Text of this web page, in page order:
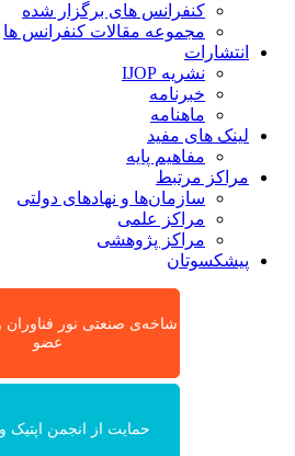
کنفرانس های برگزار شده
مجموعه مقالات کنفرانس ها
انتشارات
نشریه IJOP
خبرنامه
ماهنامه
لینک های مفید
مفاهیم پایه
مراکز مرتبط
سازمان‌ها و نهادهای دولتی
مراکز علمی
مراکز پژوهشی
پیشکسوتان
شاخه‌ی صنعتی نور فناوران
عضو
حمایت از انجمن اپتیک و